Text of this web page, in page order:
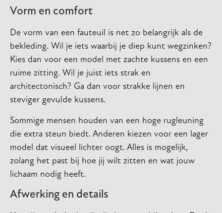
Vorm en comfort
De vorm van een fauteuil is net zo belangrijk als de
bekleding. Wil je iets waarbij je diep kunt wegzinken?
Kies dan voor een model met zachte kussens en een
ruime zitting. Wil je juist iets strak en
architectonisch? Ga dan voor strakke lijnen en
steviger gevulde kussens.
Sommige mensen houden van een hoge rugleuning
die extra steun biedt. Anderen kiezen voor een lager
model dat visueel lichter oogt. Alles is mogelijk,
zolang het past bij hoe jij wilt zitten en wat jouw
lichaam nodig heeft.
Afwerking en details